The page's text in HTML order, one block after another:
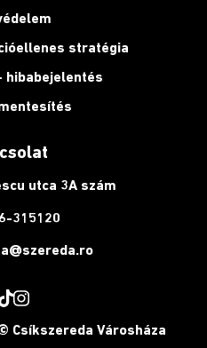
stratégia
hibabejelentés
utca 3A szám
315120
Csíkszereda Városháza